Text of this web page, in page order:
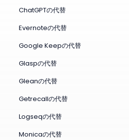
ChatGPTの代替
Evernoteの代替
Google Keepの代替
Glaspの代替
Gleanの代替
Getrecallの代替
Logseqの代替
Monicaの代替